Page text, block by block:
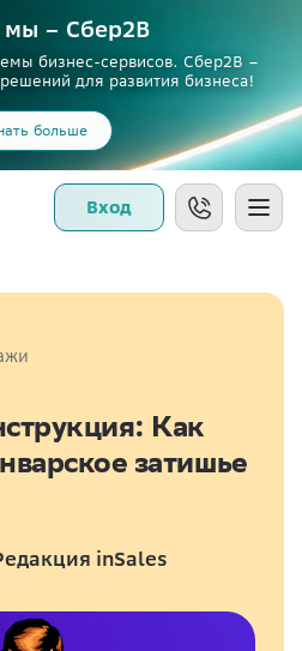
мы – Сбер2B
бизнес-сервисов. Сбер2В –
для развития бизнеса!
больше
Вход
Как
затишье
inSales